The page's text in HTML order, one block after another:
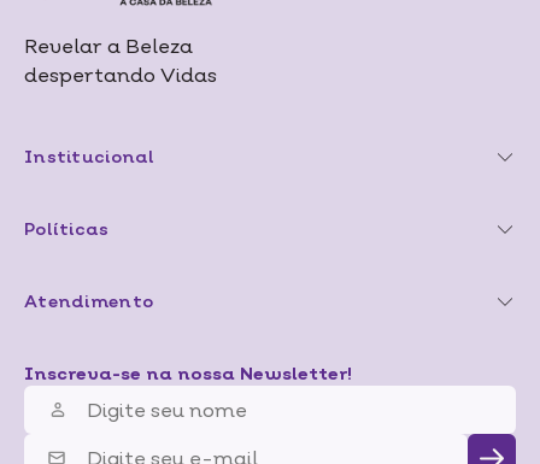
Revelar a Beleza
despertando Vidas
Institucional
Políticas
Atendimento
Inscreva-se na nossa Newsletter!